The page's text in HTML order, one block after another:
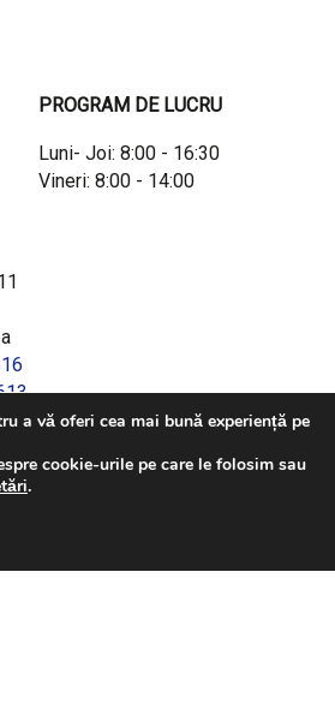
PROGRAM DE LUCRU
Luni- Joi: 8:00 - 16:30
Vineri: 8:00 - 14:00
Europene
a vă oferi cea mai bună experiență pe
cookie-urile pe care le folosim sau
.